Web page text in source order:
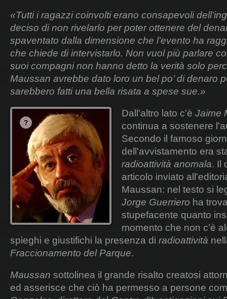
«Tutti i ragazzi coinvolti erano consapevoli
deciso di non rivelarlo per poter ottenere del
spaventato dalla dimensione che l’evento ha
che chiede di intervistarlo. Non vuol più parlare
suoi compagni non hanno detto la verità solo
Maussan avrebbe dato loro un bel po’ di denaro
sarebbero fatti una bella risata a spese sue.»
Dall'altro lato c'è Jaime
continua a sostenere
Secondo il famoso
dell'avvistamento era
radioattività anomala. Il
articolo inviato
Maussan: nel testo si
Jorge Guerriero ha
stupefacente quanto
momento che non c’è
spieghi e giustifichi la presenza di radioattività
Fraccionamento del Parque.
Maussan sottolinea il grande risalto creatosi
ed asserisce che ciò ha permesso a persone